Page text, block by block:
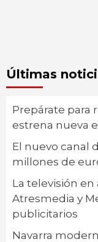
Últimas
Prepárate para
estrena nueva
El nuevo canal
millones de
La televisión
Atresmedia y
publicitarios
Navarra